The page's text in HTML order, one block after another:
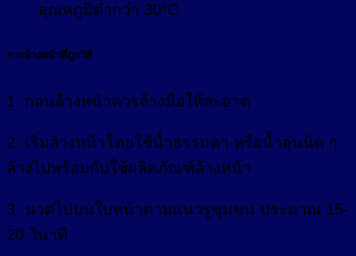
อุณหภูมิต่ำกว่า 30°C
การล้างหน้าที่ถูกวิธี
1. ก่อนล้างหน้าควรล้างมือให้สะอาด
2. เริ่มล้างหน้าโดยใช้น้ำธรรมดา หรือน้ำอุ่นนิด ๆ
ล้างไปพร้อมกับใช้ผลิตภัณฑ์ล้างหน้า
3. นวดไปบนใบหน้าตามแนวรูขุมขน ประมาณ 15-
20 วินาที